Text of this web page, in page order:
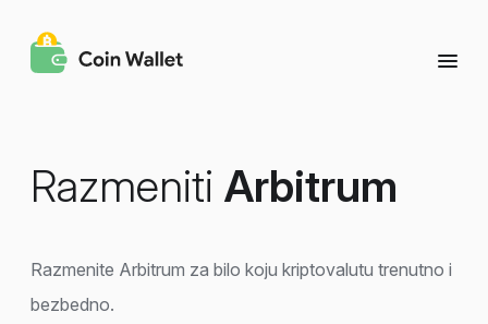
Razmeniti Arbitrum
Razmenite Arbitrum za bilo koju kriptovalutu trenutno i
bezbedno.